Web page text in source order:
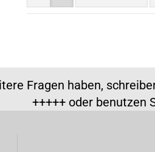
Fragen haben,
+++++ oder benutzen